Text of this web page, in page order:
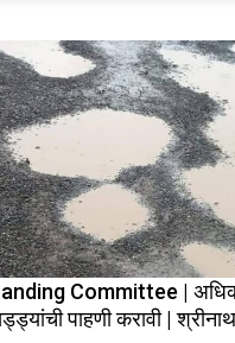
Committee |
पाहणी करावी | श्रीनाथ